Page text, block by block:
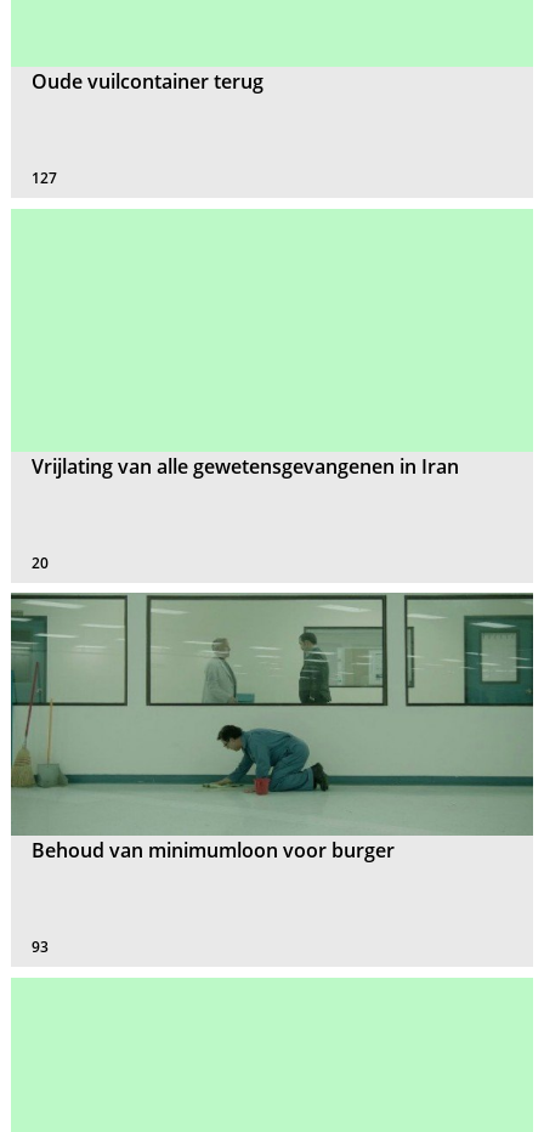
Oude vuilcontainer terug
127
Vrijlating van alle gewetensgevangenen in Iran
20
Behoud van minimumloon voor burger
93